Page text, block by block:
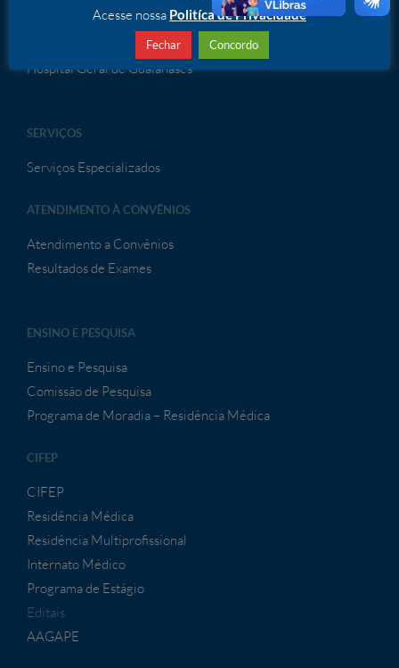
Hospital de Porto Velho
Hospital Geral de Guaianases
SERVIÇOS
Serviços Especializados
ATENDIMENTO À CONVÊNIOS
Atendimento a Convênios
Resultados de Exames
ENSINO E PESQUISA
Ensino e Pesquisa
Comissão de Pesquisa
Programa de Moradia – Residência Médica
CIFEP
CIFEP
Residência Médica
Residência Multiprofissional
Internato Médico
Programa de Estágio
Editais
AAGAPE
Acesse nossa Politíca de Privacidade
Fechar Concordo